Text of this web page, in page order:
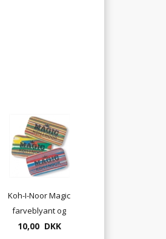
Koh-I-Noor Magic
farveblyant og
grafitblyant
10,00 DKK